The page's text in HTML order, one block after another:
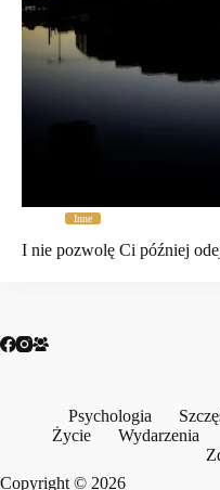
Inne
I nie pozwolę Ci później
Psychologia
Życie
Wydarzenia
Copyright © 2026